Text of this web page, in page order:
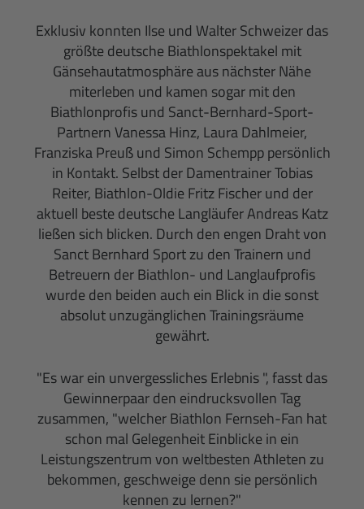
Exklusiv konnten Ilse und Walter Schweizer das
größte deutsche Biathlonspektakel mit
Gänsehautatmosphäre aus nächster Nähe
miterleben und kamen sogar mit den
Biathlonprofis und Sanct-Bernhard-Sport-
Partnern Vanessa Hinz, Laura Dahlmeier,
Franziska Preuß und Simon Schempp persönlich
in Kontakt. Selbst der Damentrainer Tobias
Reiter, Biathlon-Oldie Fritz Fischer und der
aktuell beste deutsche Langläufer Andreas Katz
ließen sich blicken. Durch den engen Draht von
Sanct Bernhard Sport zu den Trainern und
Betreuern der Biathlon- und Langlaufprofis
wurde den beiden auch ein Blick in die sonst
absolut unzugänglichen Trainingsräume
gewährt.
"Es war ein unvergessliches Erlebnis ", fasst das
Gewinnerpaar den eindrucksvollen Tag
zusammen, "welcher Biathlon Fernseh-Fan hat
schon mal Gelegenheit Einblicke in ein
Leistungszentrum von weltbesten Athleten zu
bekommen, geschweige denn sie persönlich
kennen zu lernen?"